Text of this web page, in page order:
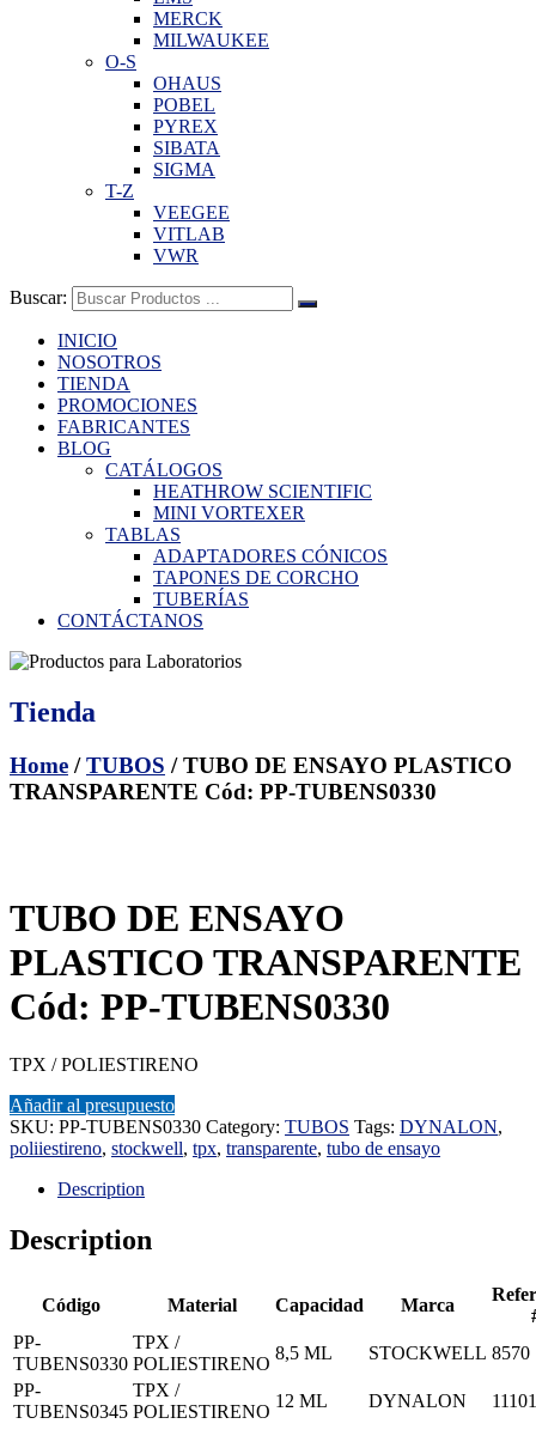
MERCK
MILWAUKEE
O-S
OHAUS
POBEL
PYREX
SIBATA
SIGMA
T-Z
VEEGEE
VITLAB
VWR
Buscar:
INICIO
NOSOTROS
TIENDA
PROMOCIONES
FABRICANTES
BLOG
CATÁLOGOS
HEATHROW SCIENTIFIC
MINI VORTEXER
TABLAS
ADAPTADORES CÓNICOS
TAPONES DE CORCHO
TUBERÍAS
CONTÁCTANOS
Tienda
Home /TUBOS / TUBO DE ENSAYO PLASTICO
TRANSPARENTE Cód: PP-TUBENS0330
TUBO DE ENSAYO
PLASTICO TRANSPARENTE
Cód: PP-TUBENS0330
TPX / POLIESTIRENO
Añadir al presupuesto
SKU: PP-TUBENS0330 Category: TUBOS Tags: DYNALON,
poliiestireno, stockwell, tpx, transparente, tubo de ensayo
Description
Description
Código Material Capacidad Marca
PP-
TUBENS0330
TPX /
POLIESTIRENO
8,5 ML STOCKWELL 8570
PP-
TUBENS0345
TPX /
POLIESTIRENO
12 ML DYNALON